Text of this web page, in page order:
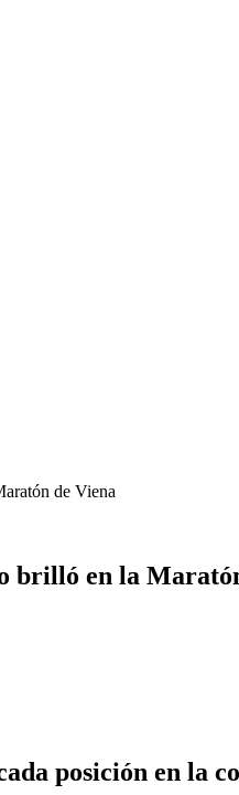
de Viena
brilló en la
posición en la